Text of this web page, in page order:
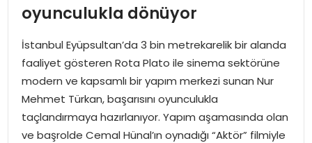
EKONOMI
SPOR
SIYASET
MAGAZIN
oyunculukla dönüyor
İstanbul Eyüpsultan’da 3 bin metrekarelik bir alanda
faaliyet gösteren Rota Plato ile sinema sektörüne
modern ve kapsamlı bir yapım merkezi sunan Nur
Mehmet Türkan, başarısını oyunculukla
taçlandırmaya hazırlanıyor. Yapım aşamasında olan
ve başrolde Cemal Hünal’ın oynadığı “Aktör” filmiyle